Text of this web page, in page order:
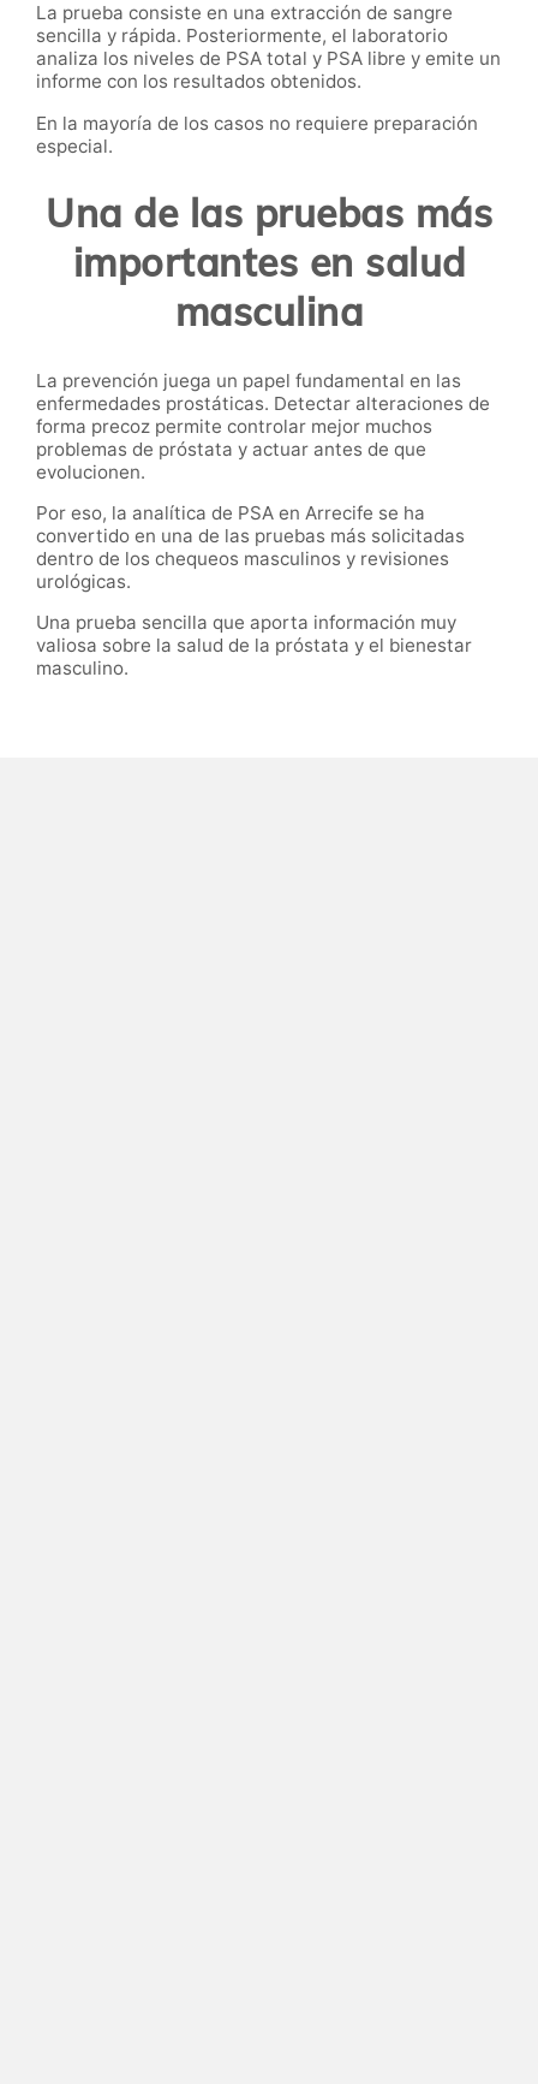
La prueba consiste en una extracción de sangre
sencilla y rápida. Posteriormente, el laboratorio
analiza los niveles de PSA total y PSA libre y emite un
informe con los resultados obtenidos.
En la mayoría de los casos no requiere preparación
especial.
Una de las pruebas más
importantes en salud
masculina
La prevención juega un papel fundamental en las
enfermedades prostáticas. Detectar alteraciones de
forma precoz permite controlar mejor muchos
problemas de próstata y actuar antes de que
evolucionen.
Por eso, la analítica de PSA en Arrecife se ha
convertido en una de las pruebas más solicitadas
dentro de los chequeos masculinos y revisiones
urológicas.
Una prueba sencilla que aporta información muy
valiosa sobre la salud de la próstata y el bienestar
masculino.